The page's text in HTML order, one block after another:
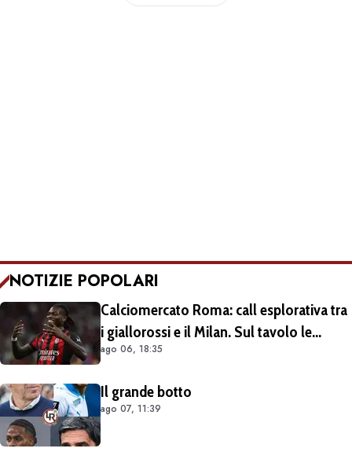
NOTIZIE POPOLARI
Calciomercato Roma: call esplorativa tra
i giallorossi e il Milan. Sul tavolo le
situazioni di Leao e Soulé
ago 06, 18:35
Il grande botto
ago 07, 11:39